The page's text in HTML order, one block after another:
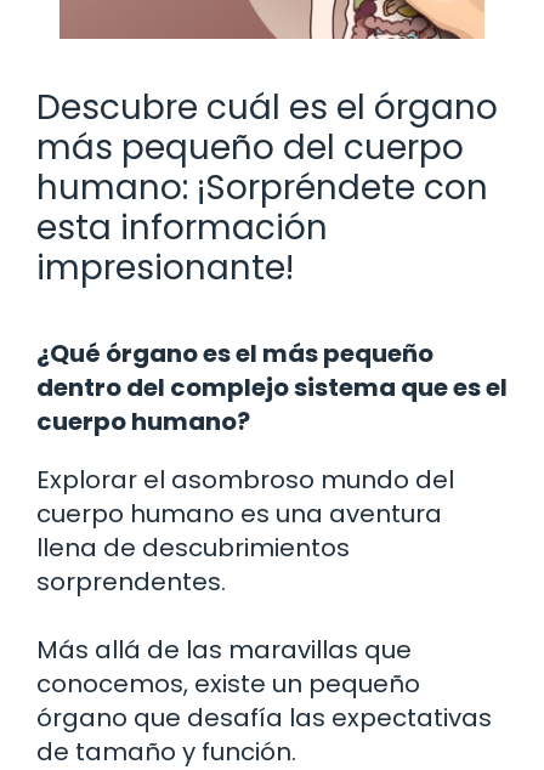
Descubre cuál es el órgano
más pequeño del cuerpo
humano: ¡Sorpréndete con
esta información
impresionante!
¿Qué órgano es el más pequeño
dentro del complejo sistema que es el
cuerpo humano?
Explorar el asombroso mundo del
cuerpo humano es una aventura
llena de descubrimientos
sorprendentes.
Más allá de las maravillas que
conocemos, existe un pequeño
órgano que desafía las expectativas
de tamaño y función.